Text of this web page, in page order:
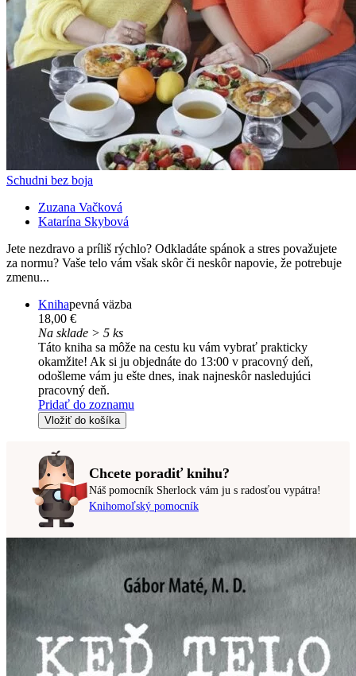
Schudni bez boja
Zuzana Vačková
Katarína Skybová
Jete nezdravo a príliš rýchlo? Odkladáte spánok a stres považujete
za normu? Vaše telo vám však skôr či neskôr napovie, že potrebuje
zmenu...
Knihapevná väzba
18,00 €
Na sklade > 5 ks
Táto kniha sa môže na cestu ku vám vybrať prakticky
okamžite! Ak si ju objednáte do 13:00 v pracovný deň,
odošleme vám ju ešte dnes, inak najneskôr nasledujúci
pracovný deň.
Pridať do zoznamu
Vložiť do košíka
Chcete poradiť knihu?
Náš pomocník Sherlock vám ju s radosťou vypátra!
Knihomoľský pomocník